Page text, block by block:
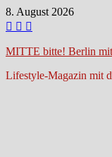
Zum
Inhalt
8. August 2026
MITTE bitte! Berlin
Lifestyle-Magazin mit